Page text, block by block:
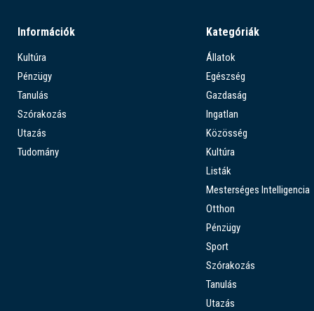
Információk
Kultúra
Pénzügy
Tanulás
Szórakozás
Utazás
Tudomány
Kategóriák
Állatok
Egészség
Gazdaság
Ingatlan
Közösség
Kultúra
Listák
Mesterséges Intelligencia
Otthon
Pénzügy
Sport
Szórakozás
Tanulás
Utazás